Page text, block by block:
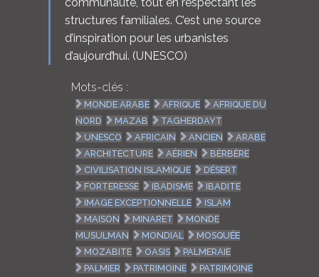
structures familiales. C’est une source
d’inspiration pour les urbanistes
d’aujourd’hui. (UNESCO)
Mots-clés :
MONDE ARABE AFRIQUE
AFRIQUE DU
NORD
MAZAB
TAGHERDAYT
UNESCO
AFRICAIN ANCIEN
ARABE
ARCHITECTURE
AÉRIEN
BÈRBÈRE
CIVILISATION ISLAMIQUE
DÉSERT
FORTERESSE
IBADISME
IBADITE
IMAGE EXCEPTIONNELLE
ISLAM
MAISON
MINARET
MONDE
MUSULMAN
MONDIAL
MOSQUÉE
MOZABITE
OASIS
PALMERAIE
PALMIER
PATRIMOINE
PATRIMOINE